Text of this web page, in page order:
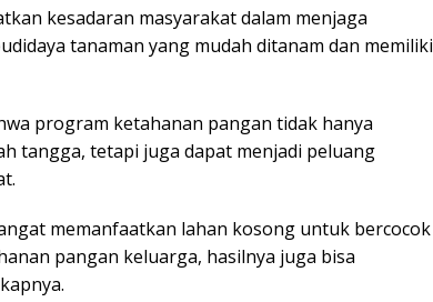
kesadaran masyarakat dalam menjaga
tanaman yang mudah ditanam dan memiliki
program ketahanan pangan tidak hanya
tangga, tetapi juga dapat menjadi peluang
memanfaatkan lahan kosong untuk bercocok
pangan keluarga, hasilnya juga bisa